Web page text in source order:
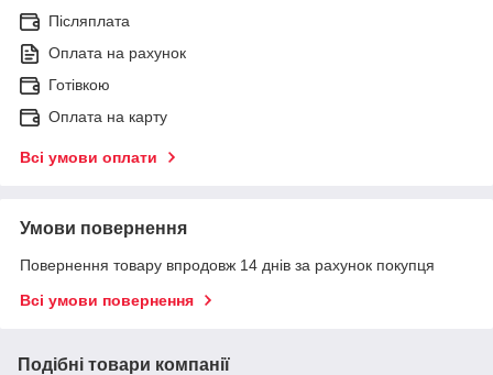
Післяплата
Оплата на рахунок
Готівкою
Оплата на карту
Всі умови оплати
Умови повернення
Повернення товару впродовж 14 днів за рахунок покупця
Всі умови повернення
Подібні товари компанії